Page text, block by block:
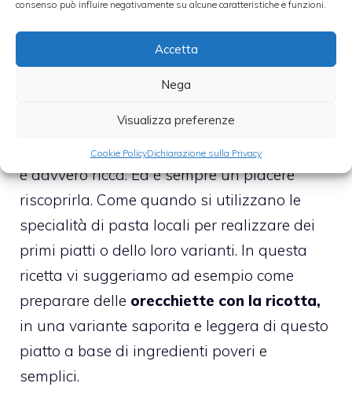
consenso può influire negativamente su alcune caratteristiche e funzioni.
Accetta
Nega
Visualizza preferenze
Cookie PolicyDichiarazione sulla Privacy
Ricette pasta – Orecchiette con la
ricotta
La tradizione italiana in merito ai primi piatti
è davvero ricca. Ed è sempre un piacere
riscoprirla. Come quando si utilizzano le
specialità di pasta locali per realizzare dei
primi piatti o dello loro varianti. In questa
ricetta vi suggeriamo ad esempio come
preparare delle orecchiette con la ricotta,
in una variante saporita e leggera di questo
piatto a base di ingredienti poveri e
semplici.